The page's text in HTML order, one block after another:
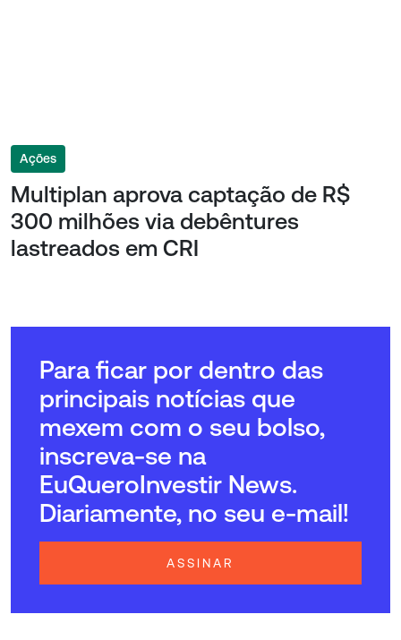
Ações
Multiplan aprova captação de R$
300 milhões via debêntures
lastreados em CRI
Para ficar por dentro das
principais notícias que
mexem com o seu bolso,
inscreva-se na
EuQueroInvestir News.
Diariamente, no seu e-mail!
ASSINAR